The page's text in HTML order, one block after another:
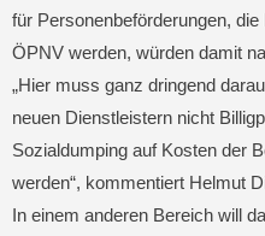
für Personenbeförderungen,
ÖPNV werden, würden damit
„Hier muss ganz dringend
neuen Dienstleistern nicht
Sozialdumping auf Kosten der
werden“, kommentiert Helmut
In einem anderen Bereich will